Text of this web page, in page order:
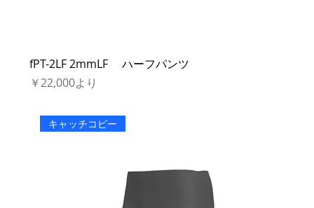
fPT-2LF 2mmLF ハーフパンツ
￥22,000より
セール価格
キャッチコピー